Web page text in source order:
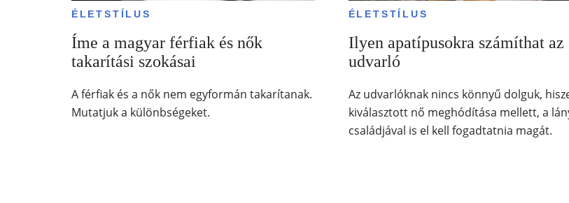
ÉLETSTÍLUS
Íme a magyar férfiak és nők
takarítási szokásai
A férfiak és a nők nem egyformán takarítanak.
Mutatjuk a különbségeket.
ÉLETSTÍLUS
Ilyen apatípusokra számíthat az
udvarló
Az udvarlóknak nincs könnyű dolguk,
kiválasztott nő meghódítása mellett, a
családjával is el kell fogadtatnia magát.